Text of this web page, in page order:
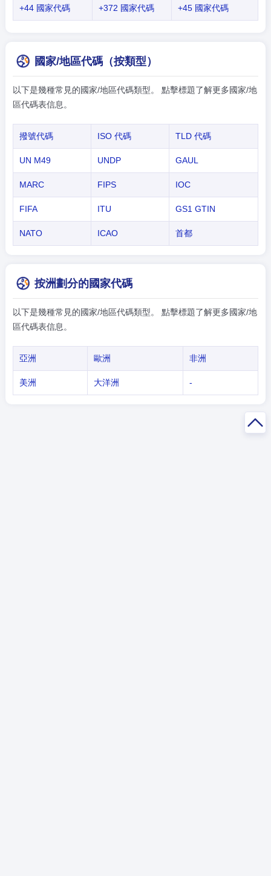
+44 國家代碼
+372 國家代碼 +45 國家代碼
國家/地區代碼（按類型）
以下是幾種常見的國家/地區代碼類型。 點擊標題了解更多國家/地
區代碼表信息。
撥號代碼 ISO 代碼 TLD 代碼
UN M49 UNDP GAUL
MARC FIPS IOC
FIFA ITU GS1 GTIN
NATO ICAO 首都
按洲劃分的國家代碼
以下是幾種常見的國家/地區代碼類型。 點擊標題了解更多國家/地
區代碼表信息。
亞洲 歐洲 非洲
美洲 大洋洲 -